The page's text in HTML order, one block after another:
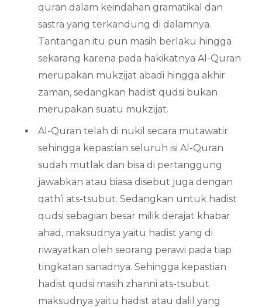
quran dalam keindahan gramatikal dan
sastra yang terkandung di dalamnya.
Tantangan itu pun masih berlaku hingga
sekarang karena pada hakikatnya Al-Quran
merupakan mukzijat abadi hingga akhir
zaman, sedangkan hadist qudsi bukan
merupakan suatu mukzijat.
Al-Quran telah di nukil secara mutawatir
sehingga kepastian seluruh isi Al-Quran
sudah mutlak dan bisa di pertanggung
jawabkan atau biasa disebut juga dengan
qath’i ats-tsubut. Sedangkan untuk hadist
qudsi sebagian besar milik derajat khabar
ahad, maksudnya yaitu hadist yang di
riwayatkan oleh seorang perawi pada tiap
tingkatan sanadnya. Sehingga kepastian
hadist qudsi masih zhanni ats-tsubut
maksudnya yaitu hadist atau dalil yang